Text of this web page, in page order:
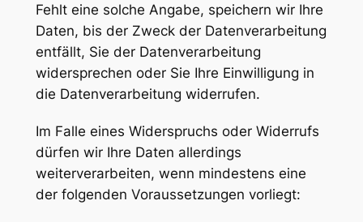
Fehlt eine solche Angabe, speichern wir Ihre
Daten, bis der Zweck der Datenverarbeitung
entfällt, Sie der Datenverarbeitung
widersprechen oder Sie Ihre Einwilligung in
die Datenverarbeitung widerrufen.
Im Falle eines Widerspruchs oder Widerrufs
dürfen wir Ihre Daten allerdings
weiterverarbeiten, wenn mindestens eine
der folgenden Voraussetzungen vorliegt: